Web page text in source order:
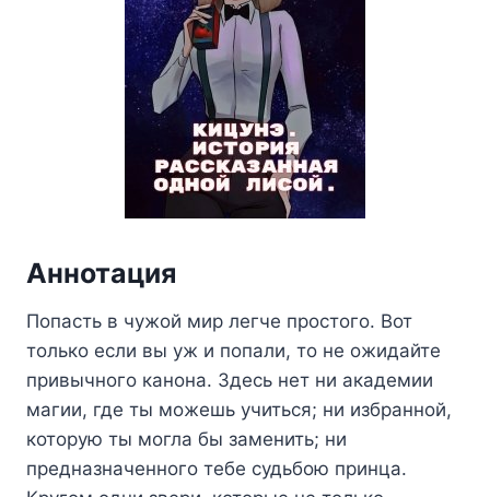
Аннотация
Попасть в чужой мир легче простого. Вот
только если вы уж и попали, то не ожидайте
привычного канона. Здесь нет ни академии
магии, где ты можешь учиться; ни избранной,
которую ты могла бы заменить; ни
предназначенного тебе судьбою принца.